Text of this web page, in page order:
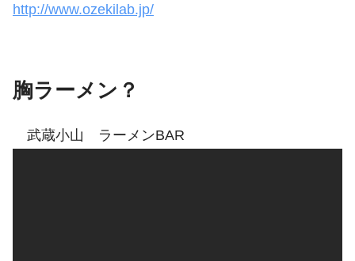
http://www.ozekilab.jp/
胸ラーメン？
武蔵小山 ラーメンBAR